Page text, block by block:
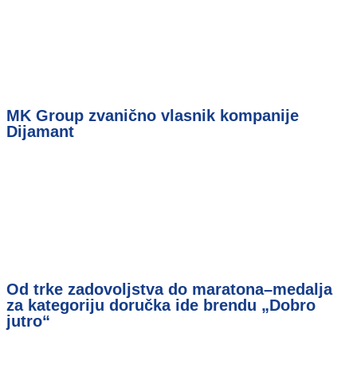
MK Group zvanično vlasnik kompanije
Dijamant
Od trke zadovoljstva do maratona–medalja
za kategoriju doručka ide brendu „Dobro
jutro“